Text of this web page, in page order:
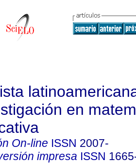
en
On-line ISSN 2007-
impresa ISSN